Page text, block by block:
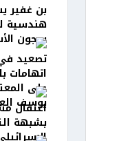
بن غفير
هندسية
سجون
تصعيد في
اتهامات
على
يوسف
اعتقال
بشبهة